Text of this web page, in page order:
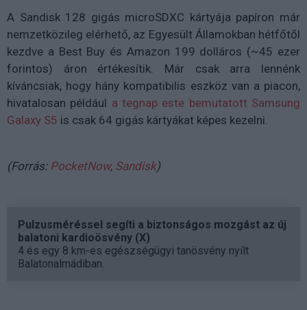
A Sandisk 128 gigás microSDXC kártyája papíron már
nemzetközileg elérhető, az Egyesült Államokban hétfőtől
kezdve a Best Buy és Amazon 199 dolláros (~45 ezer
forintos) áron értékesítik. Már csak arra lennénk
kíváncsiak, hogy hány kompatibilis eszköz van a piacon,
hivatalosan például a tegnap este bemutatott Samsung
Galaxy S5 is csak 64 gigás kártyákat képes kezelni.
(Forrás: PocketNow, Sandisk)
Pulzusméréssel segíti a biztonságos mozgást az új
balatoni kardioösvény (X)
4 és egy 8 km-es egészségügyi tanösvény nyílt
Balatonalmádiban.